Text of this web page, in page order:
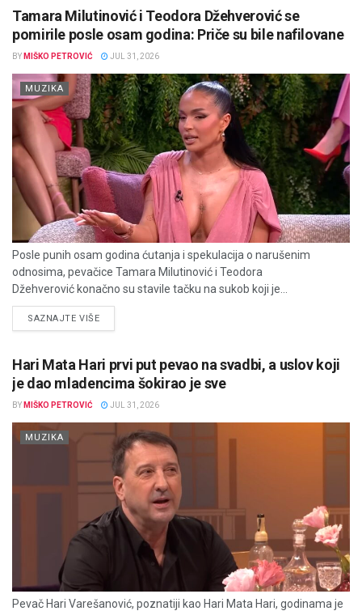
Tamara Milutinović i Teodora Džehverović se
pomirile posle osam godina: Priče su bile nafilovane
BY MIŠKO PETROVIĆ JUL 31, 2026
MUZIKA
Posle punih osam godina ćutanja i spekulacija o narušenim
odnosima, pevačice Tamara Milutinović i Teodora
Džehverović konačno su stavile tačku na sukob koji je...
SAZNAJTE VIŠEDETAILS
Hari Mata Hari prvi put pevao na svadbi, a uslov koji
je dao mladencima šokirao je sve
BY MIŠKO PETROVIĆ JUL 31, 2026
MUZIKA
Pevač Hari Varešanović, poznatiji kao Hari Mata Hari, godinama je